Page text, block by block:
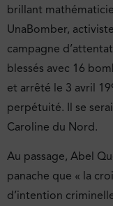
brillant
UnaBomber,
campagne
blessés avec 16
et arrêté le 3 avril
perpétuité. Il se
Caroline du Nord.
Au passage, Abel
panache que « la
d’intention